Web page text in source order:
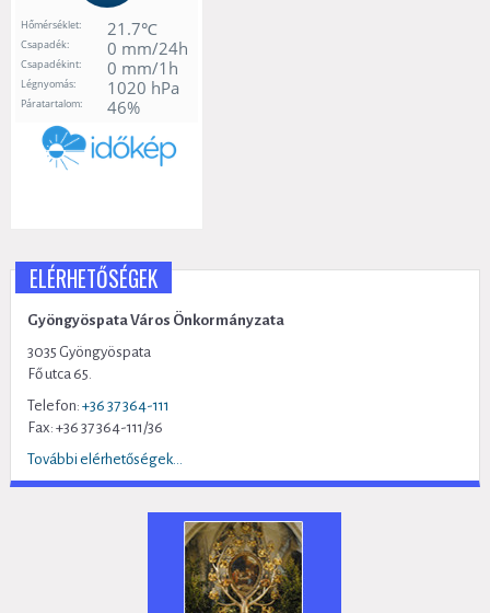
ELÉRHETŐSÉGEK
Gyöngyöspata Város Önkormányzata
3035 Gyöngyöspata
Fő utca 65.
Telefon: +36 37 364-111
Fax: +36 37 364-111/36
További elérhetőségek...